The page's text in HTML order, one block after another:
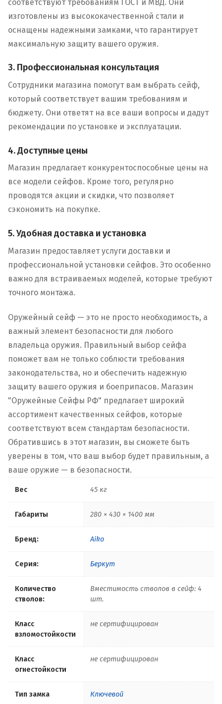
соответствуют требованиям ГОСТ и МВД. Они
изготовлены из высококачественной стали и
оснащены надежными замками, что гарантирует
максимальную защиту вашего оружия.
3. Профессиональная консультация
Сотрудники магазина помогут вам выбрать сейф,
который соответствует вашим требованиям и
бюджету. Они ответят на все ваши вопросы и дадут
рекомендации по установке и эксплуатации.
4. Доступные цены
Магазин предлагает конкурентоспособные цены на
все модели сейфов. Кроме того, регулярно
проводятся акции и скидки, что позволяет
сэкономить на покупке.
5. Удобная доставка и установка
Магазин предоставляет услуги доставки и
профессиональной установки сейфов. Это особенно
важно для встраиваемых моделей, которые требуют
точного монтажа.
Оружейный сейф — это не просто необходимость, а
важный элемент безопасности для любого
владельца оружия. Правильный выбор сейфа
поможет вам не только соблюсти требования
законодательства, но и обеспечить надежную
защиту вашего оружия и боеприпасов. Магазин
"Оружейные Сейфы РФ" предлагает широкий
ассортимент качественных сейфов, которые
соответствуют всем стандартам безопасности.
Обратившись в этот магазин, вы сможете быть
уверены в том, что ваш выбор будет правильным, а
ваше оружие — в безопасности.
Вес 45 кг
Габариты 280 × 430 × 1400 мм
Бренд: Aiko
Серия: Беркут
Количество
стволов:
Вместимость стволов в сейф: 4
шт.
Класс
взломостойкости
не сертифицирован
Класс
огнестойкости
не сертифицирован
Тип замка Ключевой